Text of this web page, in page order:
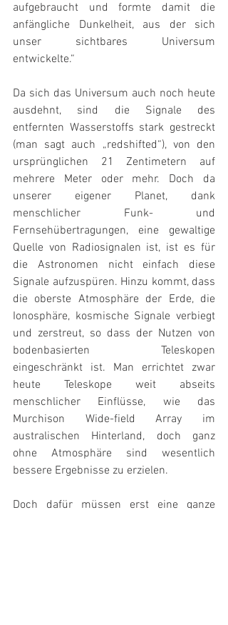
aufgebraucht und formte damit die
anfängliche Dunkelheit, aus der sich
unser sichtbares Universum
entwickelte.“
Da sich das Universum auch noch heute
ausdehnt, sind die Signale des
entfernten Wasserstoffs stark gestreckt
(man sagt auch „redshifted“), von den
ursprünglichen 21 Zentimetern auf
mehrere Meter oder mehr. Doch da
unserer eigener Planet, dank
menschlicher Funk- und
Fernsehübertragungen, eine gewaltige
Quelle von Radiosignalen ist, ist es für
die Astronomen nicht einfach diese
Signale aufzuspüren. Hinzu kommt, dass
die oberste Atmosphäre der Erde, die
Ionosphäre, kosmische Signale verbiegt
und zerstreut, so dass der Nutzen von
bodenbasierten Teleskopen
eingeschränkt ist. Man errichtet zwar
heute Teleskope weit abseits
menschlicher Einflüsse, wie das
Murchison Wide-field Array im
australischen Hinterland, doch ganz
ohne Atmosphäre sind wesentlich
bessere Ergebnisse zu erzielen.
Doch dafür müssen erst eine ganze